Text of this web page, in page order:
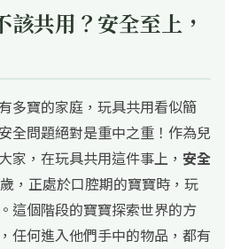
共用？安全至上，
多寶的家庭，玩具共用看似簡
全問題絕對是重中之重！作為兒
家，在玩具共用這件事上， 安全
，正處於口腔期的寶寶時，玩
這個階段的寶寶探索世界的方
任何進入他們手中的物品，都有